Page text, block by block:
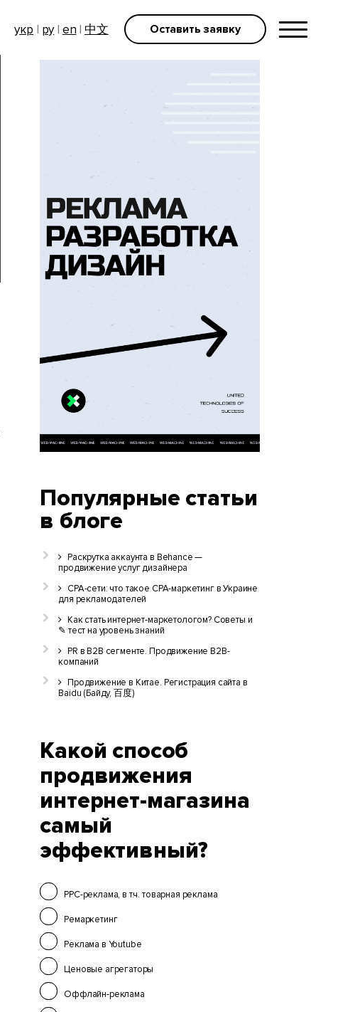
укр | ру| en | 中文 Оставить заявку
Популярные статьи
в блоге
Раскрутка аккаунта в Behance —
продвижение услуг дизайнера
CPA-сети: что такое CPA-маркетинг в Украине
для рекламодателей
Как стать интернет-маркетологом? Советы и
✎ тест на уровень знаний
PR в B2B сегменте. Продвижение B2B-
компаний
Продвижение в Китае. Регистрация сайта в
Baidu (Байду, 百度)
Какой способ
продвижения
интернет-магазина
самый
эффективный?
PPC-реклама, в т.ч. товарная реклама
Ремаркетинг
Реклама в Youtube
Ценовые агрегаторы
Оффлайн-реклама